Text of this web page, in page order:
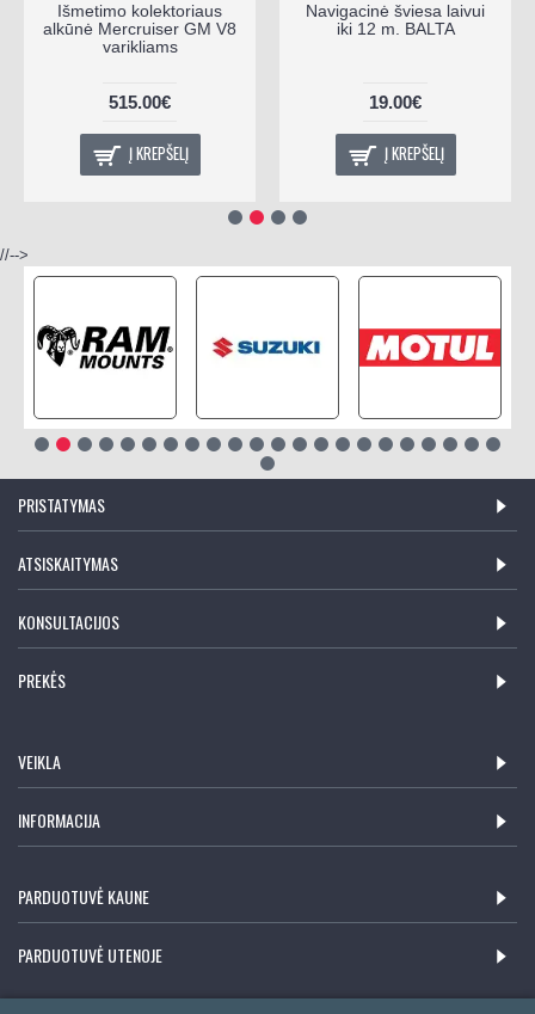
Išmetimo kolektoriaus
alkūnė Mercruiser GM V8
varikliams
515.00€
Į KREPŠELĮ
Navigacinė šviesa laivui
iki 12 m. BALTA
19.00€
Į KREPŠELĮ
//-->
PRISTATYMAS
ATSISKAITYMAS
KONSULTACIJOS
PREKĖS
VEIKLA
INFORMACIJA
PARDUOTUVĖ KAUNE
PARDUOTUVĖ UTENOJE